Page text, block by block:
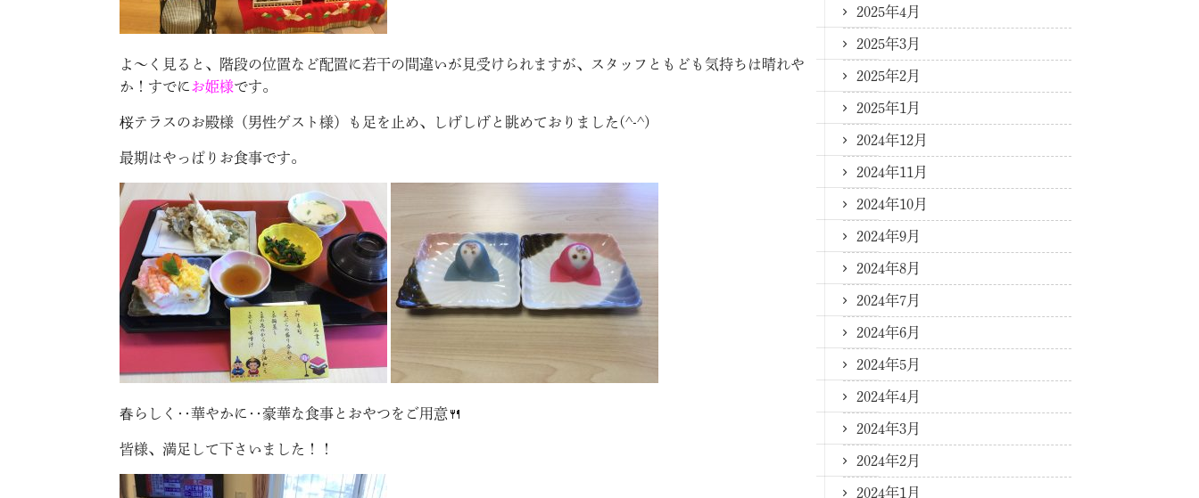
よ～く見ると、階段の位置など配置に若干の間違いが見受けられますが、スタッフともども気持ちは晴れや
か！すでに お姫様です。
桜テラスのお殿様（男性ゲスト様）も足を止め、しげしげと眺めておりました(^-^)
最期はやっぱりお食事です。
春らしく‥華やかに‥豪華な食事とおやつをご用意🍴
皆様、満足して下さいました！！
2025年4月
2025年3月
2025年2月
2025年1月
2024年12月
2024年11月
2024年10月
2024年9月
2024年8月
2024年7月
2024年6月
2024年5月
2024年4月
2024年3月
2024年2月
2024年1月